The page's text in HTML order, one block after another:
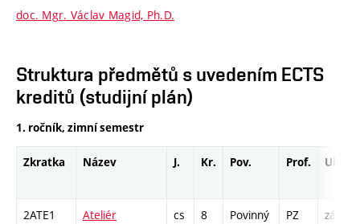
doc. Mgr. Václav Magid, Ph.D.
Struktura předmětů s uvedením ECTS
kreditů (studijní plán)
1. ročník, zimní semestr
Zkratka Název J. Kr. Pov. Prof. Uk.
2ATE1
Ateliér
cs 8 Povinný PZ zá